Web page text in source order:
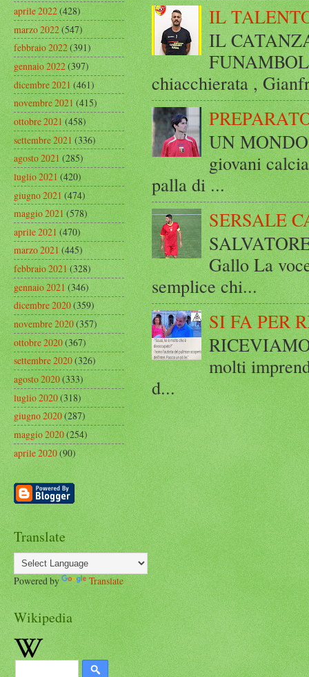
IL
IL
chiacchierata ,
UN
giovani
palla di ...
SERSALE
Gallo La
semplice chi...
SI FA PER
molti
d...
aprile 2022(428)
marzo 2022(547)
febbraio 2022(391)
gennaio 2022(397)
dicembre 2021(461)
novembre 2021(415)
ottobre 2021(458)
settembre 2021(336)
agosto 2021(285)
luglio 2021(420)
giugno 2021(474)
maggio 2021(578)
aprile 2021(470)
marzo 2021(445)
febbraio 2021(328)
gennaio 2021(346)
dicembre 2020(359)
novembre 2020(357)
ottobre 2020(367)
settembre 2020(326)
agosto 2020(333)
luglio 2020(318)
giugno 2020(287)
maggio 2020(254)
aprile 2020(90)
Translate
Powered by Translate
Wikipedia